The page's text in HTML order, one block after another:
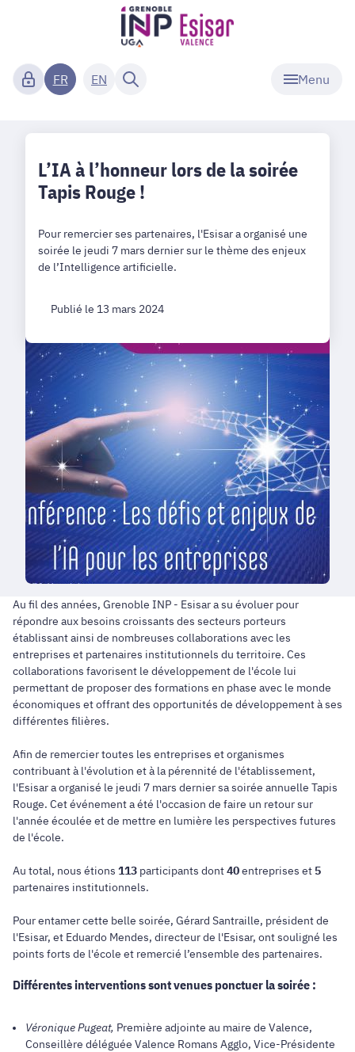
Menu
FR EN
L’IA à l’honneur lors de la soirée
Tapis Rouge !
Pour remercier ses partenaires, l'Esisar a organisé une
soirée le jeudi 7 mars dernier sur le thème des enjeux
de l’Intelligence artificielle.
Publié le 13 mars 2024
Au fil des années, Grenoble INP - Esisar a su évoluer pour
répondre aux besoins croissants des secteurs porteurs
établissant ainsi de nombreuses collaborations avec les
entreprises et partenaires institutionnels du territoire. Ces
collaborations favorisent le développement de l'école lui
permettant de proposer des formations en phase avec le monde
économiques et offrant des opportunités de développement à ses
différentes filières.
Afin de remercier toutes les entreprises et organismes
contribuant à l'évolution et à la pérennité de l'établissement,
l'Esisar a organisé le jeudi 7 mars dernier sa soirée annuelle Tapis
Rouge. Cet événement a été l'occasion de faire un retour sur
l'année écoulée et de mettre en lumière les perspectives futures
de l'école.
Au total, nous étions 113 participants dont40entreprises et 5
partenaires institutionnels.
Pour entamer cette belle soirée, Gérard Santraille, président de
l'Esisar, et Eduardo Mendes, directeur de l'Esisar, ont souligné les
points forts de l'école et remercié l’ensemble des partenaires.
Différentes interventions sont venues ponctuer la soirée :
Véronique Pugeat, Première adjointe au maire de Valence,
Conseillère déléguée Valence Romans Agglo, Vice-Présidente